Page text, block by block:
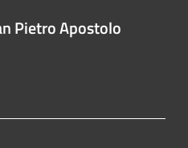
Pietro Apostolo